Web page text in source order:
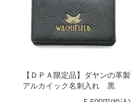
【ＤＰＡ限定品】ダヤンの革製
アルカイック名刺入れ 黒